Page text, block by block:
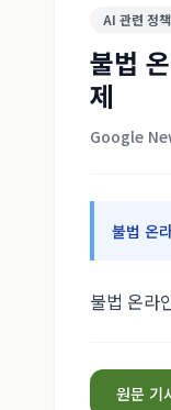
AI 관련 정
불법
제
Google
불법 온
불법 온라
원문 기